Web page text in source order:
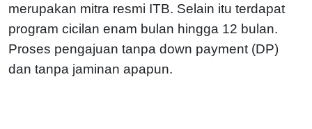
merupakan mitra resmi ITB. Selain itu terdapat
program cicilan enam bulan hingga 12 bulan.
Proses pengajuan tanpa down payment (DP)
dan tanpa jaminan apapun.